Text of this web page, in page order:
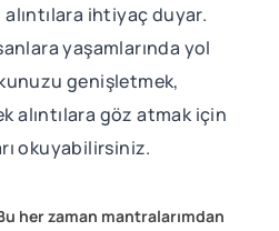
ihtiyaç duyar.
yaşamlarında yol
genişletmek,
alıntılara göz atmak için
okuyabilirsiniz.
her zaman mantralarımdan